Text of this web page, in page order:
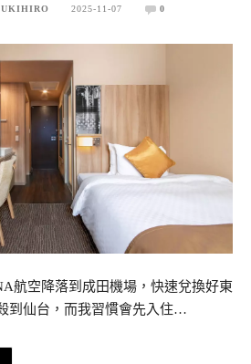
2025-11-07 0
航空降落到成田機場，快速兌換好東
到仙台，而我習慣會先入住…